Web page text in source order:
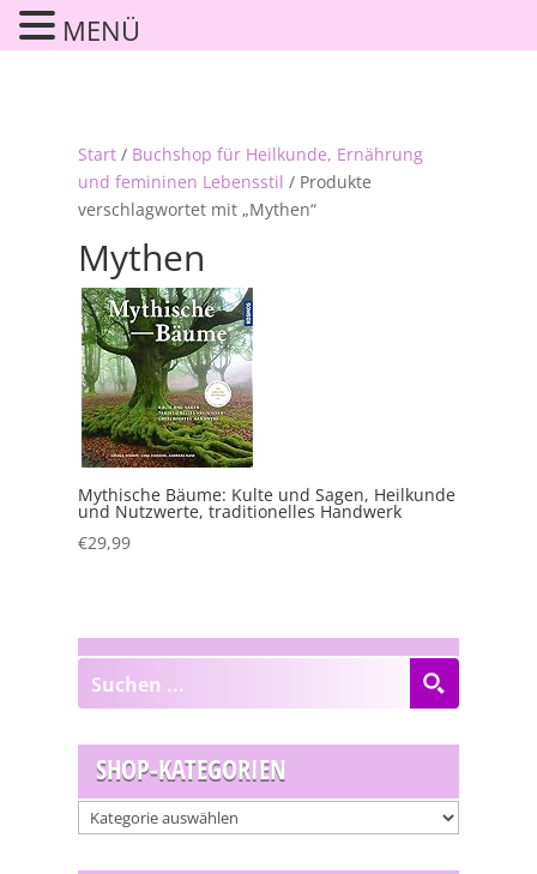
Start/ Buchshop für Heilkunde, Ernährung
und femininen Lebensstil / Produkte
verschlagwortet mit „Mythen“
Mythen
Mythische Bäume: Kulte und Sagen, Heilkunde
und Nutzwerte, traditionelles Handwerk
€29,99
SHOP-KATEGORIEN
MENÜ